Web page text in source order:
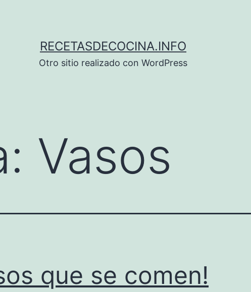
RECETASDECOCINA.INFO
Otro sitio realizado con WordPress
Vasos
que se comen!